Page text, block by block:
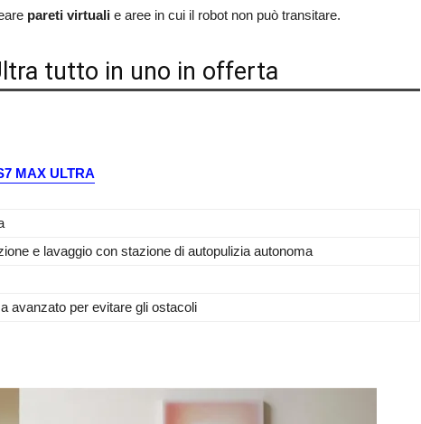
pareti virtuali e aree in cui il robot non può transitare.
tutto in uno in offerta
MAX ULTRA
e lavaggio con stazione di autopulizia autonoma
avanzato per evitare gli ostacoli